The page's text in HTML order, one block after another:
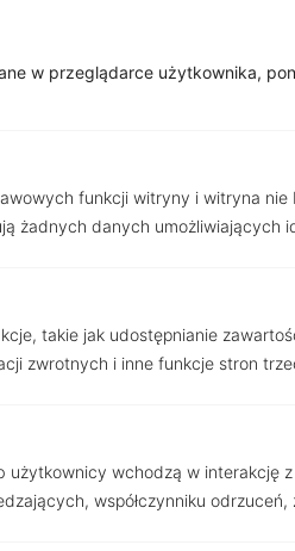
w przeglądarce użytkownika,
funkcji witryny i witryna nie
żadnych danych umożliwiających
takie jak udostępnianie
zwrotnych i inne funkcje stron
użytkownicy wchodzą w interakcję
współczynniku odrzuceń,
– rodzinny